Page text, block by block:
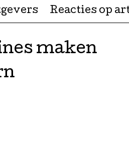
Reacties op
maken